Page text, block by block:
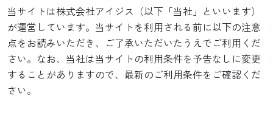
当サイトは株式会社アイジス（以下「当社」といいます）
が運営しています。当サイトを利用される前に以下の注意
点をお読みいただき、ご了承いただいたうえでご利用くだ
さい。なお、当社は当サイトの利用条件を予告なしに変更
することがありますので、最新のご利用条件をご確認くだ
さい。